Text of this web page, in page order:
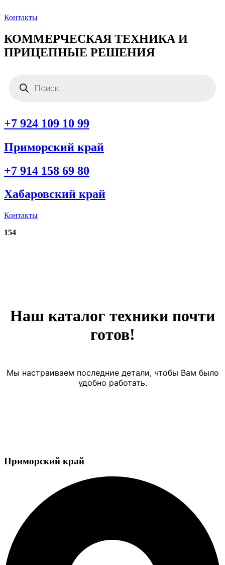
к
Контакты
КОММЕРЧЕСКАЯ ТЕХНИКА И
ПРИЦЕПНЫЕ РЕШЕНИЯ
товаров
+7 924 109 10 99
Приморский край
+7 914 158 69 80
Хабаровский край
Контакты
154
Наш каталог техники почти
готов!
Мы настраиваем последние детали, чтобы Вам было
удобно работать.
Приморский край